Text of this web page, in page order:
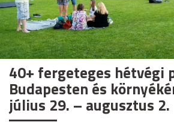
40+ fergeteges hétvégi
Budapesten és
július 29. – augusztus 2.